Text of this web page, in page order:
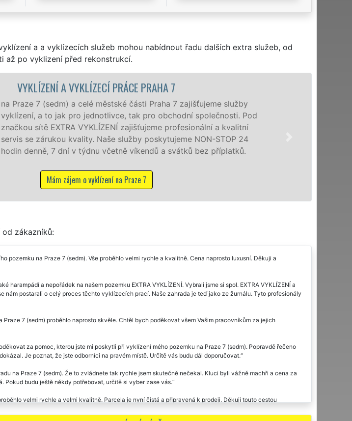
a a vyklízecích služeb mohou nabídnout řadu dalších extra služeb, od
až po vyklizení před rekonstrukcí.
VYKLÍZENÍ A VYKLÍZECÍ PRÁCE PRAHA 7
na Praze 7 (sedm) a celé městské části Praha 7 zajišťujeme služby
vyklízení, a to jak pro jednotlivce, tak pro obchodní společnosti. Pod
značkou sítě EXTRA VYKLÍZENÍ zajišťujeme profesionální a kvalitní
servis se zárukou kvality. Naše služby poskytujeme NON-STOP 24
hodin denně, 7 dní v týdnu včetně víkendů a svátků bez příplatků.
Mám zájem o vyklízení na Praze 7
od zákazníků:
pozemku na Praze 7 (sedm). Vše proběhlo velmi rychle a kvalitně. Cena naprosto luxusní. Děkuji a
harampádí a nepořádek na našem pozemku EXTRA VYKLÍZENÍ. Vybrali jsme si spol. EXTRA VYKLÍZENÍ a
nám postarali o celý proces těchto vyklízecích prací. Naše zahrada je teď jako ze žurnálu. Tyto profesionály
7 (sedm) proběhlo naprosto skvěle. Chtěl bych poděkovat všem Vašim pracovníkům za jejich
za pomoc, kterou jste mi poskytli při vyklízení mého pozemku na Praze 7 (sedm). Popravdě řečeno
Je poznat, že jste odborníci na pravém místě. Určitě vás budu dál doporučovat.
na Praze 7 (sedm). Že to zvládnete tak rychle jsem skutečně nečekal. Kluci byli vážně machři a cena za
Pokud budu ještě někdy potřebovat, určitě si vyber zase vás.
velmi rychle a velmi kvalitně. Parcela je nyní čistá a připravená k prodeji. Děkuji touto cestou